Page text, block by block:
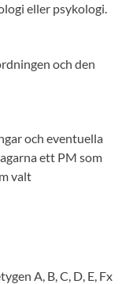
eller psykologi.
och den
och eventuella
ett PM som
valt
A, B, C, D, E, Fx